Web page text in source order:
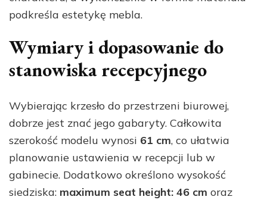
podkreśla estetykę mebla.
Wymiary i dopasowanie do
stanowiska recepcyjnego
Wybierając krzesło do przestrzeni biurowej,
dobrze jest znać jego gabaryty. Całkowita
szerokość modelu wynosi 61 cm, co ułatwia
planowanie ustawienia w recepcji lub w
gabinecie. Dodatkowo określono wysokość
siedziska: maximum seat height: 46 cm oraz